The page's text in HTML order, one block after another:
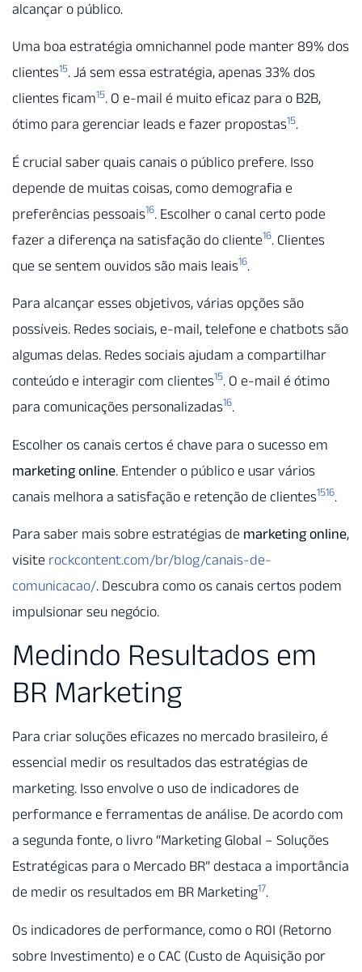
alcançar o público.
Uma boa estratégia omnichannel pode manter 89% dos
clientes15. Já sem essa estratégia, apenas 33% dos
clientes ficam15. O e-mail é muito eficaz para o B2B,
ótimo para gerenciar leads e fazer propostas15.
É crucial saber quais canais o público prefere. Isso
depende de muitas coisas, como demografia e
preferências pessoais16. Escolher o canal certo pode
fazer a diferença na satisfação do cliente16. Clientes
que se sentem ouvidos são mais leais16.
Para alcançar esses objetivos, várias opções são
possíveis. Redes sociais, e-mail, telefone e chatbots são
algumas delas. Redes sociais ajudam a compartilhar
conteúdo e interagir com clientes15. O e-mail é ótimo
para comunicações personalizadas16.
Escolher os canais certos é chave para o sucesso em
marketing online. Entender o público e usar vários
canais melhora a satisfação e retenção de clientes1516.
Para saber mais sobre estratégias de marketing online,
visite rockcontent.com/br/blog/canais-de-
comunicacao/. Descubra como os canais certos podem
impulsionar seu negócio.
Medindo Resultados em
BR Marketing
Para criar soluções eficazes no mercado brasileiro, é
essencial medir os resultados das estratégias de
marketing. Isso envolve o uso de indicadores de
performance e ferramentas de análise. De acordo com
a segunda fonte, o livro “Marketing Global – Soluções
Estratégicas para o Mercado BR” destaca a importância
de medir os resultados em BR Marketing17.
Os indicadores de performance, como o ROI (Retorno
sobre Investimento) e o CAC (Custo de Aquisição por